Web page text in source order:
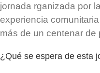
jornada rganizada por
experiencia
más de un centenar de
¿Qué se espera de esta